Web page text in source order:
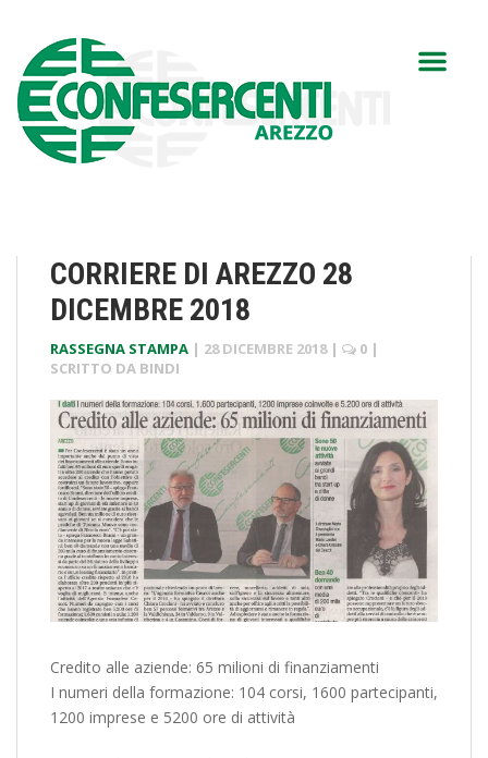
CORRIERE DI AREZZO 28
DICEMBRE 2018
RASSEGNA STAMPA | 28 DICEMBRE 2018 | 0 |
SCRITTO DA BINDI
Credito alle aziende: 65 milioni di finanziamenti
I numeri della formazione: 104 corsi, 1600 partecipanti,
1200 imprese e 5200 ore di attività